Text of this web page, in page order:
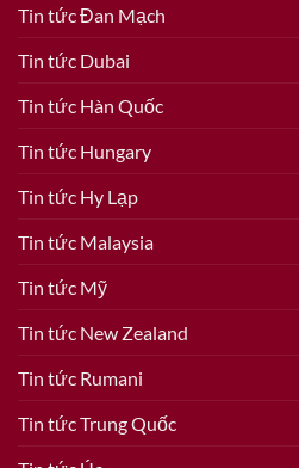
Tin tức Đan Mạch
Tin tức Dubai
Tin tức Hàn Quốc
Tin tức Hungary
Tin tức Hy Lạp
Tin tức Malaysia
Tin tức Mỹ
Tin tức New Zealand
Tin tức Rumani
Tin tức Trung Quốc